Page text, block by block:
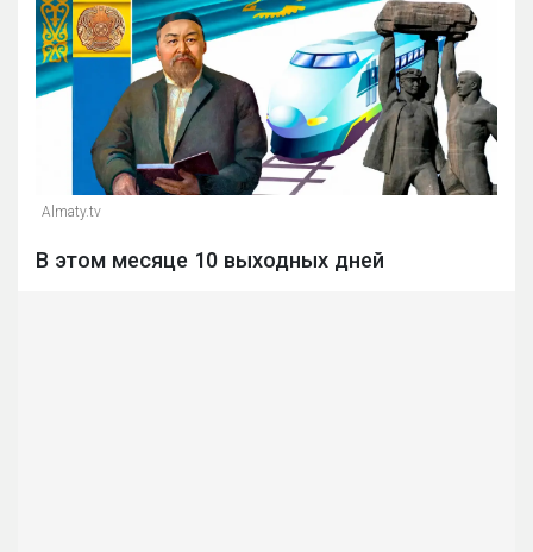
Almaty.tv
В этом месяце 10 выходных дней